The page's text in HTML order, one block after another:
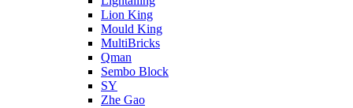
Lion King
Mould King
MultiBricks
Qman
Sembo Block
SY
Zhe Gao